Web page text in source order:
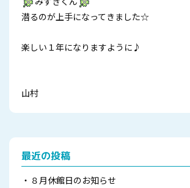
潜るのが上手になってきました☆
楽しい１年になりますように♪
山村
最近の投稿
８月休館日のお知らせ